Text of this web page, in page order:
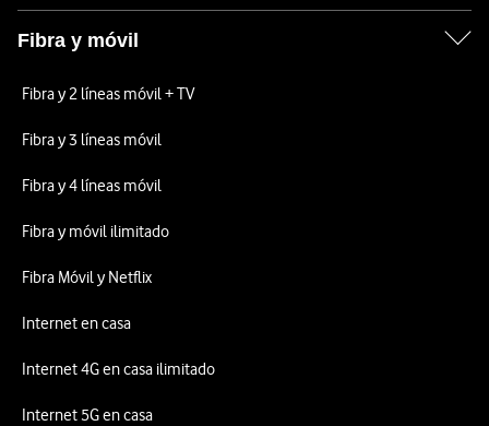
Fibra y móvil
Fibra y 2 líneas móvil + TV
Fibra y 3 líneas móvil
Fibra y 4 líneas móvil
Fibra y móvil ilimitado
Fibra Móvil y Netflix
Internet en casa
Internet 4G en casa ilimitado
Internet 5G en casa